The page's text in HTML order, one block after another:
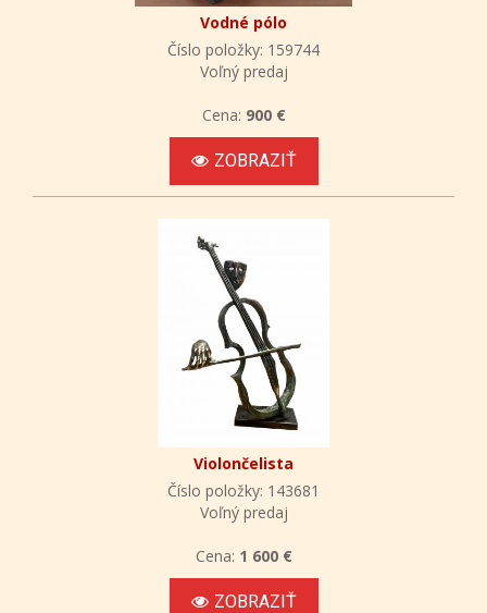
Vodné pólo
Číslo položky: 159744
Voľný predaj
Cena: 900 €
ZOBRAZIŤ
Violončelista
Číslo položky: 143681
Voľný predaj
Cena: 1 600 €
ZOBRAZIŤ